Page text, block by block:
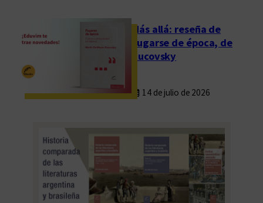
i
Más allá: reseña de
Fugarse de época, de
Rucovsky
14 de julio de 2026